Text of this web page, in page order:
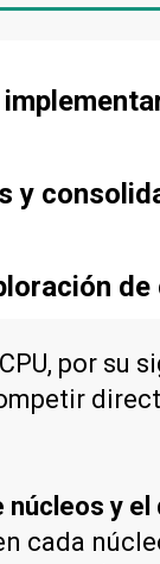
y
por su
núcleos y
cada